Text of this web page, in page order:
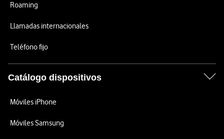
Roaming
Llamadas internacionales
Teléfono fijo
Catálogo dispositivos
Móviles iPhone
Móviles Samsung